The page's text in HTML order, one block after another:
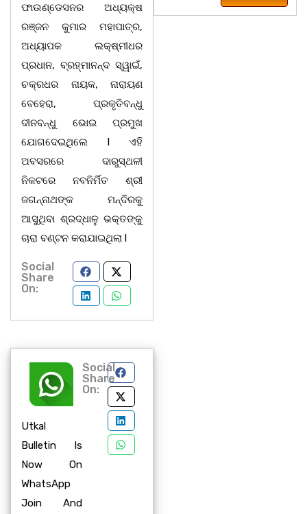
ଫାଉଣ୍ଡେସନର ଅଧ୍ୟକ୍ଷ
ରଞ୍ଜନ କୁମାର ମହାପାତ୍ର,
ଅଧ୍ୟାପକ ଲକ୍ଷ୍ମୀଧର
ପ୍ରଧାନ, ବ୍ରହ୍ମାନନ୍ଦ ସ୍ୱାଇଁ,
ଚକ୍ରଧର ନାୟକ, ନାରାୟଣ
ବେହେରା, ପ୍ରକୃତିବନ୍ଧୁ
ଦୀନବନ୍ଧୁ ଭୋଇ ପ୍ରମୁଖ
ଯୋଗଦେଇଥିଲେ l ଏହି
ଅବସରରେ ଦାରୁସ୍ଥଳୀ
ନିକଟରେ ନବନିର୍ମିତ ଶ୍ରୀ
ଜଗନ୍ନାଥଙ୍କ ମନ୍ଦିରକୁ
ଆସୁଥିବା ଶ୍ରଦ୍ଧାଳୁ ଭକ୍ତଙ୍କୁ
ଚାରା ବଣ୍ଟନ କରାଯାଇଥିଲା l
Social
Share
On:
Utkal
Bulletin Is
Now On
WhatsApp
Join And
Social
Share
On: